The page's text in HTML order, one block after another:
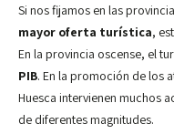
Si nos fijamos en las
mayor oferta turística,
En la provincia oscense, el
PIB. En la promoción de los
Huesca intervienen muchos
de diferentes magnitudes.